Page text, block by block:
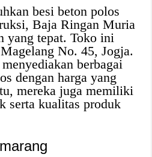
besi beton polos
Baja Ringan Muria
yang tepat. Toko ini
No. 45, Jogja.
berbagai
dengan harga yang
mereka juga memiliki
serta kualitas produk